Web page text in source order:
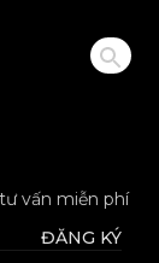
vấn miễn phí
ĐĂNG KÝ